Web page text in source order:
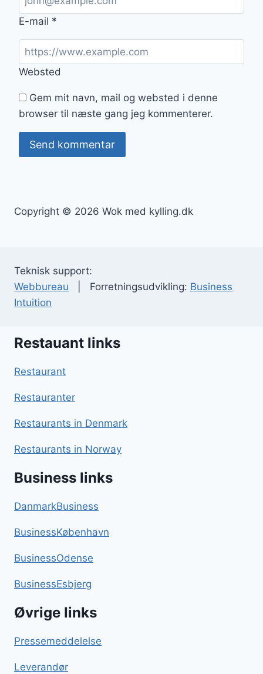
E-mail *
Websted
Gem mit navn, mail og websted i denne
browser til næste gang jeg kommenterer.
Copyright © 2026 Wok med kylling.dk
Teknisk support:
Webbureau | Forretningsudvikling: Business
Intuition
Restauant links
Restaurant
Restauranter
Restaurants in Denmark
Restaurants in Norway
Business links
DanmarkBusiness
BusinessKøbenhavn
BusinessOdense
BusinessEsbjerg
Øvrige links
Pressemeddelelse
Leverandør